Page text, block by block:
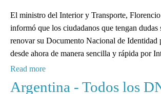
El ministro del Interior y Transporte,
informó que los ciudadanos que tengan dudas
renovar su Documento Nacional de Identidad
desde ahora de manera sencilla y rápida por
Read more
Argentina - Todos los